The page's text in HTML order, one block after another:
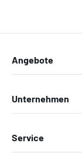
Angebote
Unternehmen
Service